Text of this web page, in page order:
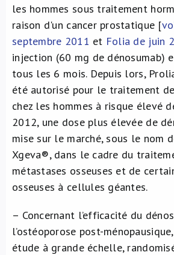
les hommes sous traitement
raison d'un cancer prostatique [
septembre 2011 et Folia de juin
injection (60 mg de dénosumab)
tous les 6 mois. Depuis lors,
été autorisé pour le traitement
chez les hommes à risque élevé
2012, une dose plus élevée de
mise sur le marché, sous le nom
Xgeva®, dans le cadre du
métastases osseuses et de
osseuses à cellules géantes.
– Concernant l’efficacité du
l’ostéoporose post-ménopausique
étude à grande échelle,